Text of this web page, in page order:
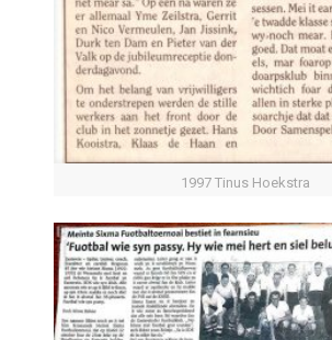
1997 Tinus Hoekstra